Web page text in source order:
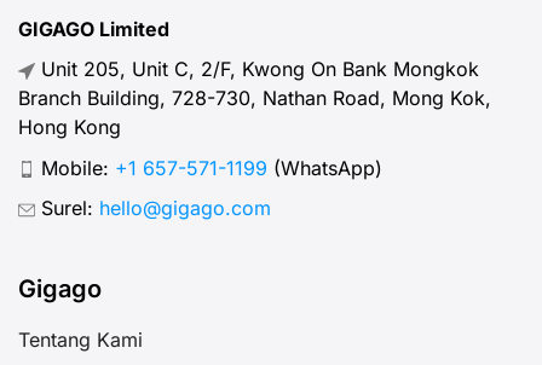
GIGAGO Limited
Unit 205, Unit C, 2/F, Kwong On Bank Mongkok
Branch Building, 728-730, Nathan Road, Mong Kok,
Hong Kong
Mobile: +1 657-571-1199 (WhatsApp)
Surel: hello@gigago.com
Gigago
Tentang Kami